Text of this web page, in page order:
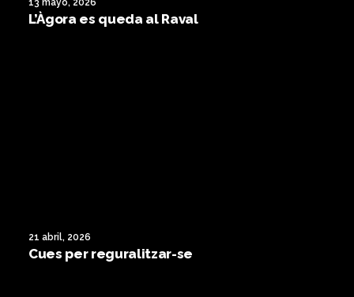
13 mayo, 2026
L’Àgora es queda al Raval
21 abril, 2026
Cues per reguralitzar-se